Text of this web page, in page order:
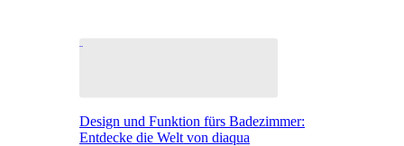
Design und Funktion fürs Badezimmer:
Entdecke die Welt von diaqua